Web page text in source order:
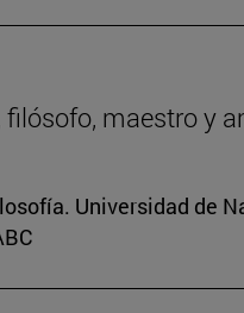
filósofo, maestro y
Universidad de